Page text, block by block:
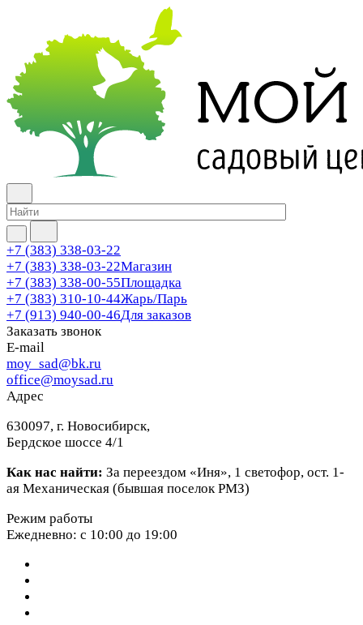
+7 (383) 338-03-22
+7 (383) 338-03-22Магазин
+7 (383) 338-00-55Площадка
+7 (383) 310-10-44Жарь/Парь
+7 (913) 940-00-46Для заказов
Заказать звонок
E-mail
moy_sad@bk.ru
office@moysad.ru
Адрес
630097, г. Новосибирск,
Бердское шоссе 4/1
Как нас найти: За переездом «Иня», 1 светофор, ост. 1-
ая Механическая (бывшая поселок РМЗ)
Режим работы
Ежедневно: с 10:00 до 19:00